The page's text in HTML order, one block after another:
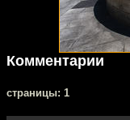
Комментарии
cтраницы: 1